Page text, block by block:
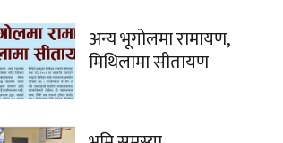
अन्य भूगोलमा रामायण,
मिथिलामा सीतायण